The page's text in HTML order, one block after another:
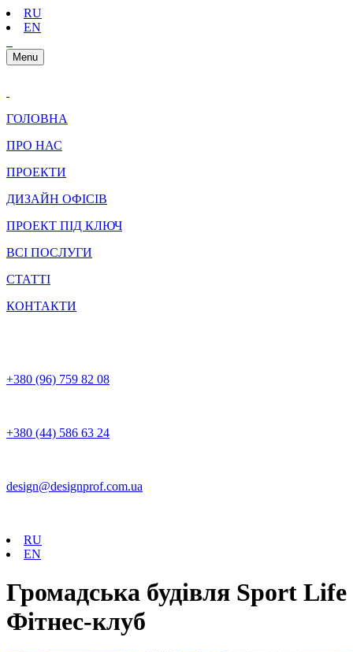
RU
EN
Menu
ГОЛОВНА
ПРО НАС
ПРОЕКТИ
ДИЗАЙН ОФІСІВ
ПРОЕКТ ПІД КЛЮЧ
ВСІ ПОСЛУГИ
СТАТТІ
КОНТАКТИ
+380 (96) 759 82 08
+380 (44) 586 63 24
design@designprof.com.ua
RU
EN
Громадська будівля Sport Life
Фітнес-клуб